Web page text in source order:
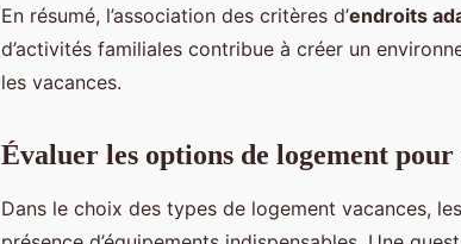
En résumé, l’association des critères d’endroits
d’activités familiales contribue à créer un
les vacances.
Évaluer les options de logement
Dans le choix des types de logement vacances,